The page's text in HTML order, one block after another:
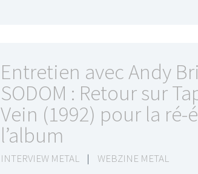
Entretien avec Andy
SODOM : Retour sur
Vein (1992) pour la
l’album
INTERVIEW METAL |
WEBZINE METAL